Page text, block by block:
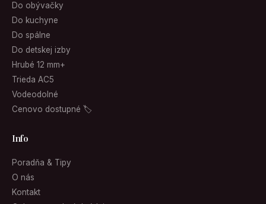
Do obývačky
Do kuchyne
Do spálne
Do detskej izby
Hrubé 12 mm+
Trieda AC5
Vodeodolné
Cenovo dostupné 🏷
Info
Poradňa & Tipy
O nás
Kontakt